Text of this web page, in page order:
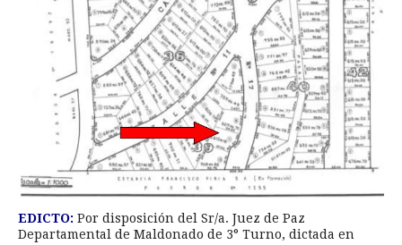
EDICTO: Por disposición del Sr/a. Juez de Paz
Departamental de Maldonado de 3° Turno, dictada en